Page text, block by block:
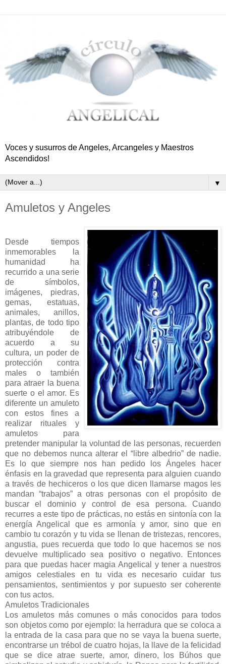
Voces y susurros de Angeles, Arcangeles y Maestros
Ascendidos!
▼
Amuletos y Angeles
Desde tiempos
inmemorables la
humanidad ha
recurrido a una serie
de símbolos,
imágenes, piedras,
gemas, estatuas,
animales, anillos,
plantas, de todo tipo
atribuyéndole de
acuerdo a su
cultura, un poder de
protección contra
males o también
para atraer la buena
suerte o el amor. Es
diferente un amuleto
con estos fines a
realizar rituales y
amuletos para
pretender manipular la voluntad de las personas, recuerden
que no debemos nunca alterar el “libre albedrio” de nadie.
Es lo que siempre nos han pedido los Ángeles hacer
énfasis en la gravedad que representa para alguien cuando
a través de hechiceros o los que dicen llamarse magos les
mandan “trabajos” a otras personas con el propósito de
buscar el dominio y control de esa persona. Cuando
recurres a este tipo de prácticas, no estás en sintonía con la
energía Angelical que es armonía y amor, sino que en
cambio tu corazón y tu vida se llenan de tristezas, rencores,
angustia, pues recuerda que todo lo que hacemos se nos
devuelve multiplicado sea positivo o negativo. Entonces
para que puedas hacer magia Angelical y tener a nuestros
amigos celestiales en tu vida es necesario cuidar tus
pensamientos, sentimientos y por supuesto ser coherente
con tus actos.
Amuletos Tradicionales
Los amuletos más comunes o más conocidos para todos
son objetos como por ejemplo: la herradura que se coloca a
la entrada de la casa para que no se vaya la buena suerte,
encontrarse un trébol de cuatro hojas, la llave de la felicidad
que se dice atrae suerte, amor, dinero, los Búhos que